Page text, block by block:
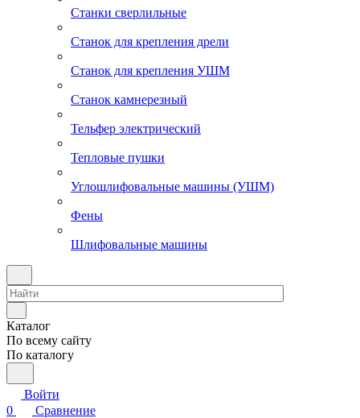
Станки сверлильные
Станок для крепления дрели
Станок для крепления УШМ
Станок камнерезный
Тельфер электрический
Тепловые пушки
Углошлифовальные машины (УШМ)
Фены
Шлифовальные машины
Каталог
По всему сайту
По каталогу
Войти
0
Сравнение